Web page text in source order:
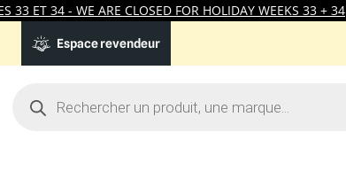
33 ET 34 - WE ARE CLOSED FOR HOLIDAY WEEKS 33 + 34
Espace revendeur